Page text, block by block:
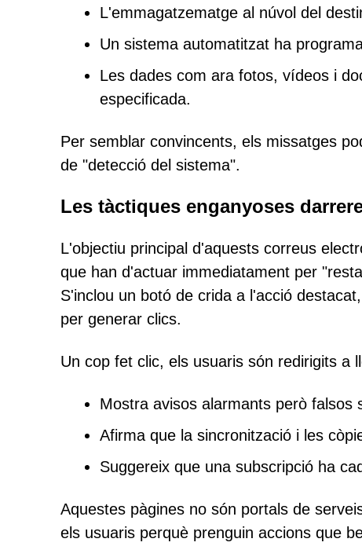
L'emmagatzematge al núvol del
Un sistema automatitzat ha
Les dades com ara fotos, vídeos i
especificada.
Per semblar convincents, els missatges
de "detecció del sistema".
Les tàctiques enganyoses
L'objectiu principal d'aquests correus
que han d'actuar immediatament per
S'inclou un botó de crida a l'acció
per generar clics.
Un cop fet clic, els usuaris són redirigits a
Mostra avisos alarmants però falsos
Afirma que la sincronització i les
Suggereix que una subscripció ha
Aquestes pàgines no són portals de
els usuaris perquè prenguin accions que